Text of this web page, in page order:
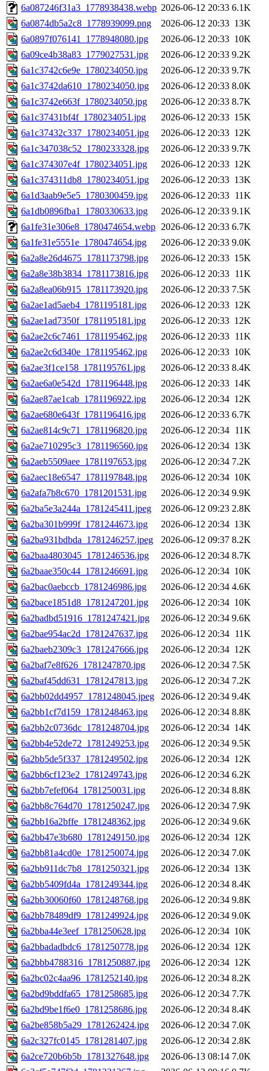
6a087246f31a3_1778938438.webp 2026-06-12 20:33 6.1K
6a0874db5a2c8_1778939099.png
2026-06-12 20:33 13K
6a0897f076141_1778948080.jpg
2026-06-12 20:33 10K
6a09ce4b38a83_1779027531.jpg
2026-06-12 20:33 9.2K
6a1c3742c6e9e_1780234050.jpg
2026-06-12 20:33 9.7K
6a1c3742da610_1780234050.jpg
2026-06-12 20:33 8.0K
6a1c3742e663f_1780234050.jpg
2026-06-12 20:33 8.7K
6a1c37431bf4f_1780234051.jpg
2026-06-12 20:33 15K
6a1c37432c337_1780234051.jpg
2026-06-12 20:33 12K
6a1c347038c52_1780233328.jpg
2026-06-12 20:33 9.7K
6a1c374307e4f_1780234051.jpg
2026-06-12 20:33 12K
6a1c374311db8_1780234051.jpg
2026-06-12 20:33 13K
6a1d3aab9e5e5_1780300459.jpg
2026-06-12 20:33 11K
6a1db0896fba1_1780330633.jpg
2026-06-12 20:33 9.1K
6a1fe31e306e8_1780474654.webp 2026-06-12 20:33 6.7K
6a1fe31e5551e_1780474654.jpg
2026-06-12 20:33 9.0K
6a2a8e26d4675_1781173798.jpg
2026-06-12 20:33 15K
6a2a8e38b3834_1781173816.jpg
2026-06-12 20:33 11K
6a2a8ea06b915_1781173920.jpg
2026-06-12 20:33 7.5K
6a2ae1ad5aeb4_1781195181.jpg
2026-06-12 20:33 12K
6a2ae1ad7350f_1781195181.jpg
2026-06-12 20:33 12K
6a2ae2c6c7461_1781195462.jpg
2026-06-12 20:33 11K
6a2ae2c6d340e_1781195462.jpg
2026-06-12 20:33 10K
6a2ae3f1ce158_1781195761.jpg
2026-06-12 20:33 8.4K
6a2ae6a0e542d_1781196448.jpg
2026-06-12 20:33 14K
6a2ae87ae1cab_1781196922.jpg
2026-06-12 20:34 12K
6a2ae680e643f_1781196416.jpg
2026-06-12 20:33 6.7K
6a2ae814c9c71_1781196820.jpg
2026-06-12 20:34 11K
6a2ae710295c3_1781196560.jpg
2026-06-12 20:34 13K
6a2aeb5509aee_1781197653.jpg
2026-06-12 20:34 7.2K
6a2aec18e6547_1781197848.jpg
2026-06-12 20:34 10K
6a2afa7b8c670_1781201531.jpg
2026-06-12 20:34 9.9K
6a2ba5e3a244a_1781245411.jpeg
2026-06-12 09:23 2.8K
6a2ba301b999f_1781244673.jpg
2026-06-12 20:34 13K
6a2ba931bdbda_1781246257.jpeg
2026-06-12 09:37 8.2K
6a2baa4803045_1781246536.jpg
2026-06-12 20:34 8.7K
6a2baae350c44_1781246691.jpg
2026-06-12 20:34 10K
6a2bac0aebccb_1781246986.jpg
2026-06-12 20:34 4.6K
6a2bace1851d8_1781247201.jpg
2026-06-12 20:34 10K
6a2badbd51916_1781247421.jpg
2026-06-12 20:34 9.6K
6a2bae954ac2d_1781247637.jpg
2026-06-12 20:34 11K
6a2baeb2309c3_1781247666.jpg
2026-06-12 20:34 12K
6a2baf7e8f626_1781247870.jpg
2026-06-12 20:34 7.5K
6a2baf45dd631_1781247813.jpg
2026-06-12 20:34 7.2K
6a2bb02dd4957_1781248045.jpeg
2026-06-12 20:34 9.4K
6a2bb1cf7d159_1781248463.jpg
2026-06-12 20:34 8.8K
6a2bb2c0736dc_1781248704.jpg
2026-06-12 20:34 14K
6a2bb4e52de72_1781249253.jpg
2026-06-12 20:34 9.5K
6a2bb5de5f337_1781249502.jpg
2026-06-12 20:34 12K
6a2bb6cf123e2_1781249743.jpg
2026-06-12 20:34 6.2K
6a2bb7efef064_1781250031.jpg
2026-06-12 20:34 8.8K
6a2bb8c764d70_1781250247.jpg
2026-06-12 20:34 7.9K
6a2bb16a2bffe_1781248362.jpg
2026-06-12 20:34 9.6K
6a2bb47e3b680_1781249150.jpg
2026-06-12 20:34 12K
6a2bb81a4cd0e_1781250074.jpg
2026-06-12 20:34 7.0K
6a2bb911dc7b8_1781250321.jpg
2026-06-12 20:34 13K
6a2bb5409fd4a_1781249344.jpg
2026-06-12 20:34 8.4K
6a2bb30060f60_1781248768.jpg
2026-06-12 20:34 9.8K
6a2bb78489df9_1781249924.jpg
2026-06-12 20:34 9.0K
6a2bba44e3eef_1781250628.jpg
2026-06-12 20:34 10K
6a2bbadadbdc6_1781250778.jpg
2026-06-12 20:34 12K
6a2bbb4788316_1781250887.jpg
2026-06-12 20:34 12K
6a2bc02c4aa96_1781252140.jpg
2026-06-12 20:34 8.2K
6a2bd9bddfa65_1781258685.jpg
2026-06-12 20:34 7.7K
6a2bd9be1f6e0_1781258686.jpg
2026-06-12 20:34 8.4K
6a2be858b5a29_1781262424.jpg
2026-06-12 20:34 7.0K
6a2c327fc0145_1781281407.jpg
2026-06-12 20:34 2.8K
6a2ce720b6b5b_1781327648.jpg
2026-06-13 08:14 7.0K